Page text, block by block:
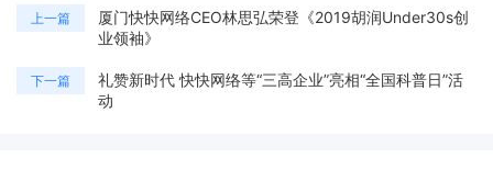
上一篇
厦门快快网络CEO林思弘荣登《2019胡润Under30s创
业领袖》
下一篇
礼赞新时代 快快网络等“三高企业”亮相“全国科普日”活
动